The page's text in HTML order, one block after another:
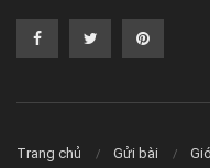
Trang chủ Gửi bài